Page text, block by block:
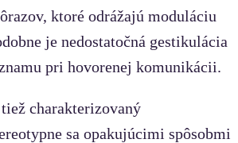
ktoré odrážajú moduláciu
je nedostatočná gestikulácia
pri hovorenej komunikácii.
charakterizovaný
sa opakujúcimi spôsobmi